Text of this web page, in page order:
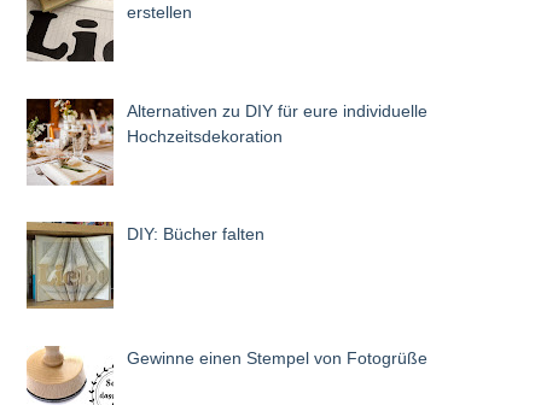
erstellen
Alternativen zu DIY für eure individuelle
Hochzeitsdekoration
DIY: Bücher falten
Gewinne einen Stempel von Fotogrüße